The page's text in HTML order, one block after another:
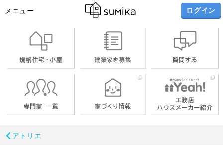
メニュー ログイン
アトリエ